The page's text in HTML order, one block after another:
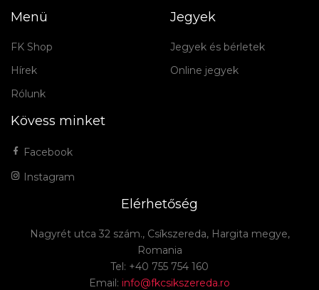
Menü
FK Shop
Hírek
Rólunk
Jegyek
Jegyek és bérletek
Online jegyek
Kövess minket
Facebook
Instagram
Elérhetőség
Nagyrét utca 32 szám., Csíkszereda, Hargita megye,
Romania
Tel: +40 755 754 160
Email: info@fkcsikszereda.ro